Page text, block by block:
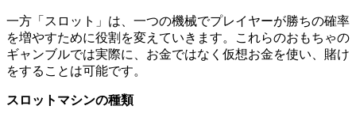
一方「スロット」は、一つの機械でプレイヤーが勝ちの確率
を増やすために役割を変えていきます。これらのおもちゃの
ギャンブルでは実際に、お金ではなく仮想お金を使い、賭け
をすることは可能です。
スロットマシンの種類